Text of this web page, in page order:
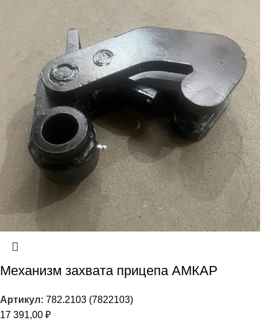
Механизм захвата прицепа АМКАР
Артикул: 782.2103 (7822103)
17 391,00 ₽